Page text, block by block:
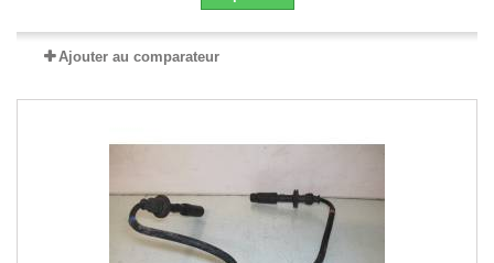
Ajouter au comparateur